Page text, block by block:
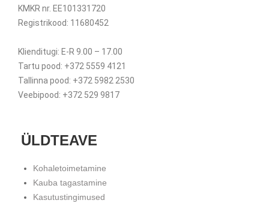
KMKR nr. EE101331720
Registrikood: 11680452
Klienditugi: E-R 9.00 – 17.00
Tartu pood: +372 5559 4121
Tallinna pood: +372 5982 2530
Veebipood: +372 529 9817
ÜLDTEAVE
Kohaletoimetamine
Kauba tagastamine
Kasutustingimused